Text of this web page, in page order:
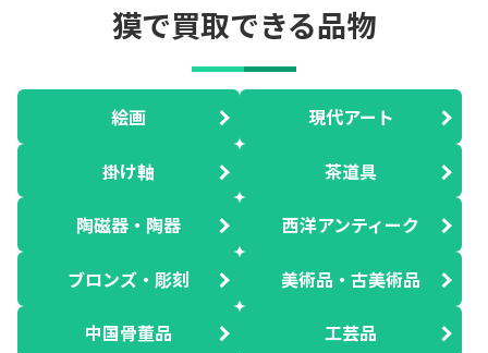
獏で買取できる品物
絵画 現代アート
掛け軸 茶道具
陶磁器・陶器 西洋アンティーク
ブロンズ・彫刻 美術品・古美術品
中国骨董品 工芸品